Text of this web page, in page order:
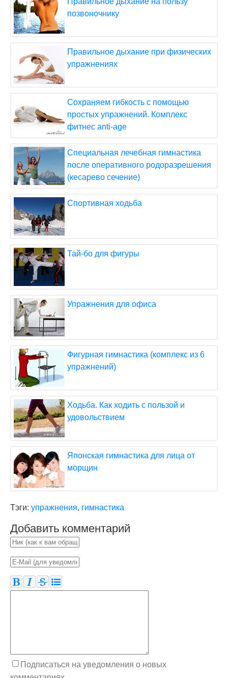
позвоночнику
Правильное дыхание при физических
упражнениях
Сохраняем гибкость с помощью
простых упражнений. Комплекс
фитнес anti-age
Специальная лечебная гимнастика
после оперативного родоразрешения
(кесарево сечение)
Спортивная ходьба
Тай-бо для фигуры
Упражнения для офиса
Фигурная гимнастика (комплекс из 6
упражнений)
Ходьба. Как ходить с пользой и
удовольствием
Японская гимнастика для лица от
морщин
Тэги: упражнения, гимнастика
Добавить комментарий
Подписаться на уведомления о новых